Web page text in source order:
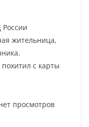
жительница,
с карты
просмотров